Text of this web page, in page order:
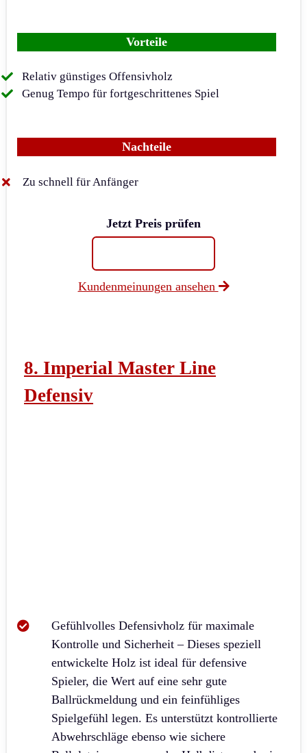
Vorteile
Relativ günstiges Offensivholz
Genug Tempo für fortgeschrittenes Spiel
Nachteile
Zu schnell für Anfänger
Jetzt Preis prüfen
Kundenmeinungen ansehen
8. Imperial Master Line
Defensiv
Gefühlvolles Defensivholz für maximale
Kontrolle und Sicherheit – Dieses speziell
entwickelte Holz ist ideal für defensive
Spieler, die Wert auf eine sehr gute
Ballrückmeldung und ein feinfühliges
Spielgefühl legen. Es unterstützt kontrollierte
Abwehrschläge ebenso wie sichere